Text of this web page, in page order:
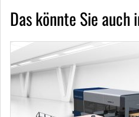
Das könnte Sie auch